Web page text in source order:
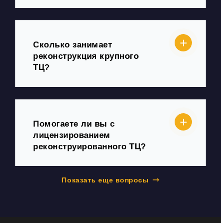
Сколько занимает
реконструкция крупного
ТЦ?
Помогаете ли вы с
лицензированием
реконструированного ТЦ?
Показать еще вопросы